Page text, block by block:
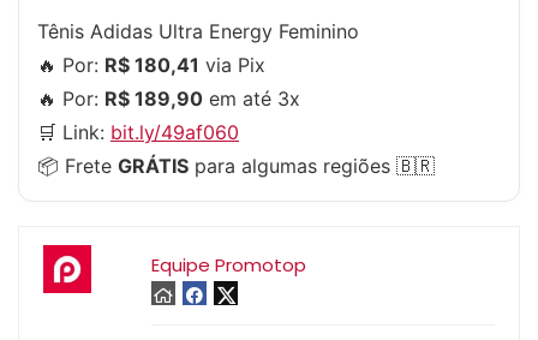
Tênis Adidas Ultra Energy Feminino
🔥 Por: R$ 180,41 via Pix
🔥 Por: R$ 189,90 em até 3x
🛒 Link: bit.ly/49af060
📦 Frete GRÁTIS para algumas regiões 🇧🇷
Equipe Promotop